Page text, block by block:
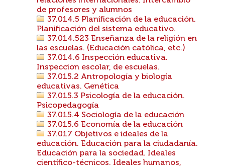
de profesores y alumnos
37.014.5 Planificación de la educación.
Planificación del sistema educativo.
37.014.523 Enseñanza de la religión en
las escuelas. (Educación católica, etc.)
37.014.6 Inspección educativa.
Inspeccion escolar, de escuelas.
37.015.2 Antropología y biología
educativas. Genética
37.015.3 Psicología de la educación.
Psicopedagogía
37.015.4 Sociología de la educación
37.015.6 Economía de la educación
37.017 Objetivos e ideales de la
educación. Educación para la ciudadanía.
Educación para la sociedad. Ideales
científico-técnicos. Ideales humanos,